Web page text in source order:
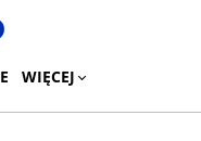
WIĘCEJ